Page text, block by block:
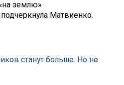
землю»
Матвиенко.
станут больше. Но не